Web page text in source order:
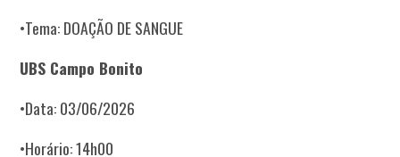
•Tema: DOAÇÃO DE SANGUE
UBS Campo Bonito
•Data: 03/06/2026
•Horário: 14h00